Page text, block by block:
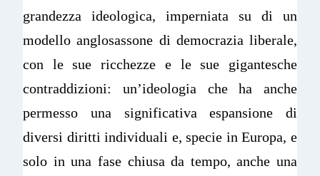
grandezza ideologica, imperniata su di un
modello anglosassone di democrazia liberale,
con le sue ricchezze e le sue gigantesche
contraddizioni: un’ideologia che ha anche
permesso una significativa espansione di
diversi diritti individuali e, specie in Europa, e
solo in una fase chiusa da tempo, anche una